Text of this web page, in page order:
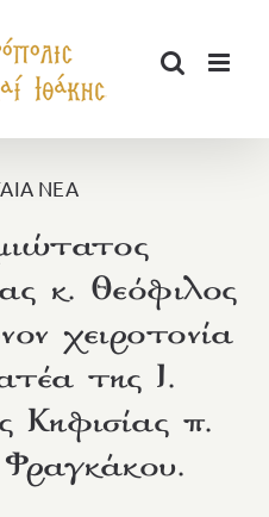
ΝΕΑ
κ. Θεόφιλος
χειροτονία
της Ι.
Κηφισίας π.